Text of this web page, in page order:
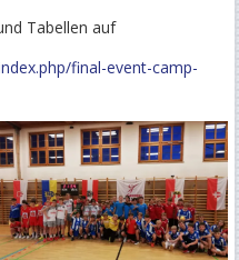
Tabellen auf
final-event-camp-